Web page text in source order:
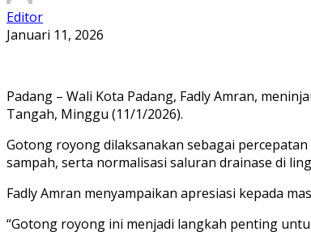
Editor
Januari 11, 2026
Padang – Wali Kota Padang, Fadly Amran,
Tangah, Minggu (11/1/2026).
Gotong royong dilaksanakan sebagai
sampah, serta normalisasi saluran drainase di
Fadly Amran menyampaikan apresiasi kepada
“Gotong royong ini menjadi langkah penting